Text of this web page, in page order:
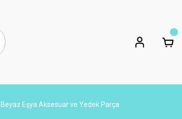
Beyaz Eşya Aksesuar ve Yedek Parça